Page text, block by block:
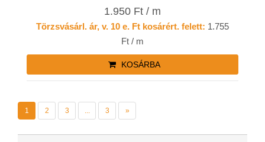
1.950 Ft / m
Törzsvásárl. ár, v. 10 e. Ft kosárért. felett: 1.755
Ft / m
KOSÁRBA
1 2 3 ... 3 »